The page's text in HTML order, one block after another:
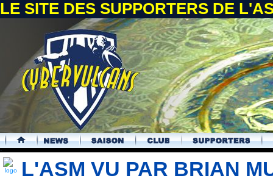
LE SITE DES SUPPORTERS DE
.
L'ASM VU PAR BRIAN